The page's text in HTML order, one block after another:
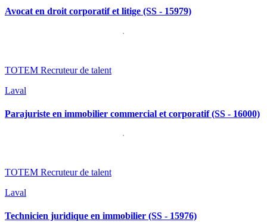
Avocat en droit corporatif et litige (SS - 15979)
TOTEM Recruteur de talent
Laval
Parajuriste en immobilier commercial et corporatif (SS - 16000)
TOTEM Recruteur de talent
Laval
Technicien juridique en immobilier (SS - 15976)